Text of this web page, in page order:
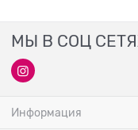
МЫ В СОЦ
Информация